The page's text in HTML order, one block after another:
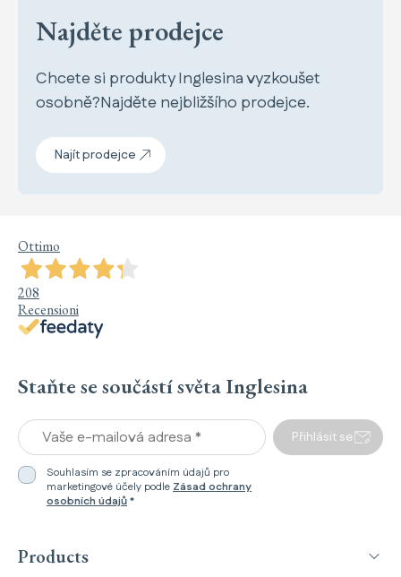
Najděte prodejce
Chcete si produkty Inglesina vyzkoušet
osobně?Najděte nejbližšího prodejce.
Najít prodejce
Ottimo
208
Recensioni
Staňte se součástí světa Inglesina
Vaše e-mailová adresa *
Souhlasím se zpracováním údajů pro
marketingové účely podle Zásad ochrany
osobních údajů*
Přihlásit se
Products